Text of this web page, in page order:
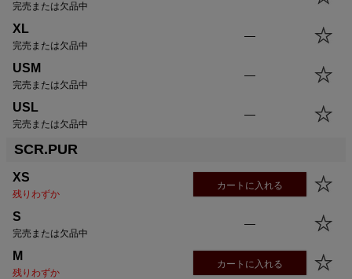
完売または欠品中
XL
完売または欠品中
—
USM
完売または欠品中
—
USL
完売または欠品中
—
SCR.PUR
XS
残りわずか
カートに入れる
S
完売または欠品中
—
M
残りわずか
カートに入れる